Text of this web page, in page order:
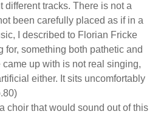
different tracks. There is not a
been carefully placed as if in a
I described to Florian Fricke
for, something both pathetic and
up with is not real singing,
either. It sits uncomfortably
choir that would sound out of this